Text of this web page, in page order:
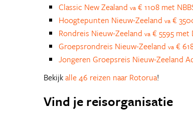
Classic New Zealand va € 1108 met
Hoogtepunten Nieuw-Zeeland va €
Rondreis Nieuw-Zeeland va € 5595 met
Groepsrondreis Nieuw-Zeeland va €
Jongeren Groepsreis Nieuw-Zeeland
Bekijkalle 46 reizen naar Rotorua!
Vind je reisorganisatie